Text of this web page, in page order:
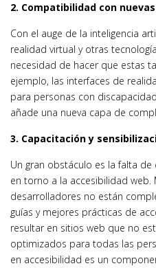
2. Compatibilidad con
Con el auge de la inteligencia
realidad virtual y otras
necesidad de hacer que estas
ejemplo, las interfaces de
para personas con
añade una nueva capa de
3. Capacitación y
Un gran obstáculo es la falta
en torno a la accesibilidad web.
desarrolladores no están
guías y mejores prácticas de
resultar en sitios web que no
optimizados para todas las
en accesibilidad es un